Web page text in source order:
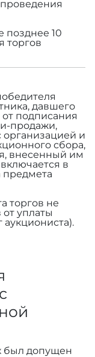
позднее 10
торгов
давшего
подписания
продажи,
организацией и
сбора,
внесенный им
в
предмета
торгов не
уплаты
аукциониста).
был допущен